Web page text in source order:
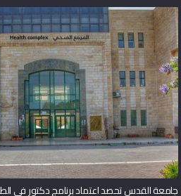
جامعة القدس تحصد اعتماد برنامج دكتور في